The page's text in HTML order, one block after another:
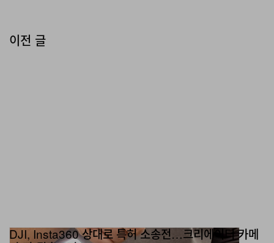
이전 글
DJI, Insta360 상대로 특허 소송전…크리에이터 카메